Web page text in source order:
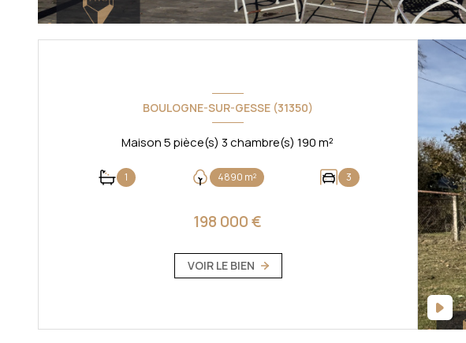
BOULOGNE-SUR-GESSE (31350)
Maison 5 pièce(s) 3 chambre(s) 190 m²
1 4890 m² 3
198 000 €
VOIR LE BIEN